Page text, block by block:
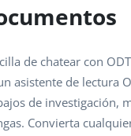
de chatear con
asistente de lectura
de investigación,
Convierta